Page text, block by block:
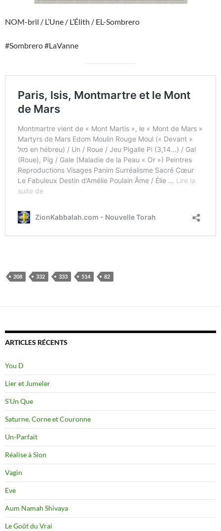
NOM-bril / L’Une / L’Élith / EL-Sombrero
#Sombrero #LaVanne
208 332 333 514 82
ARTICLES RÉCENTS
You D
Lier et Jumeler
S’Un Que
Saturne, Corne et Couronne
Un-Parfait
Réalise à Sion
Vagin
Eve
Aum Namah Shivaya
Le Goût du Vrai